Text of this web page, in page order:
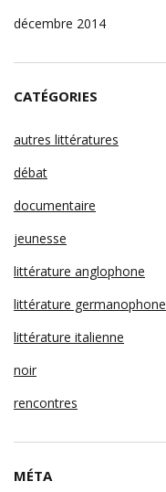
décembre 2014
CATÉGORIES
autres littératures
débat
documentaire
jeunesse
littérature anglophone
littérature germanophone
littérature italienne
noir
rencontres
MÉTA